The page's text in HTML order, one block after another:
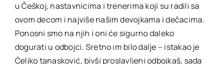
u Češkoj, nastavnicima i trenerima koji su radili sa
ovom decom i najviše našim devojkama i dečacima.
Ponosni smo na njih i oni će sigurno daleko
dogurati u odbojci. Sretno im bilo dalje – istakao je
Ćeljko tanasković, bivši proslavljeni odbojkaš, sada